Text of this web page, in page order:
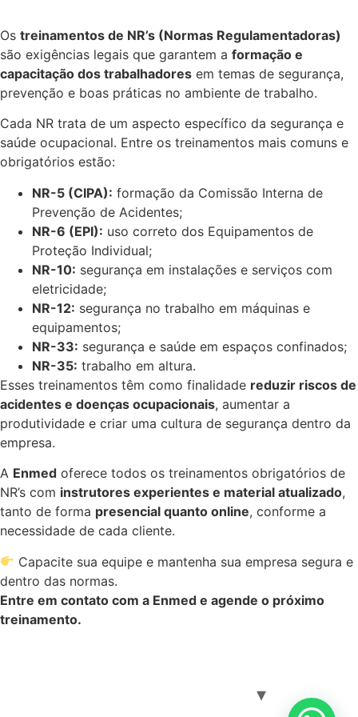
Os treinamentos de NR’s (Normas Regulamentadoras)
são exigências legais que garantem a formação e
capacitação dos trabalhadores em temas de segurança,
prevenção e boas práticas no ambiente de trabalho.
Cada NR trata de um aspecto específico da segurança e
saúde ocupacional. Entre os treinamentos mais comuns e
obrigatórios estão:
NR-5 (CIPA): formação da Comissão Interna de
Prevenção de Acidentes;
NR-6 (EPI): uso correto dos Equipamentos de
Proteção Individual;
NR-10: segurança em instalações e serviços com
eletricidade;
NR-12: segurança no trabalho em máquinas e
equipamentos;
NR-33: segurança e saúde em espaços confinados;
NR-35: trabalho em altura.
Esses treinamentos têm como finalidade reduzir riscos de
acidentes e doenças ocupacionais, aumentar a
produtividade e criar uma cultura de segurança dentro da
empresa.
A Enmed oferece todos os treinamentos obrigatórios de
NR’s com instrutores experientes e material atualizado,
tanto de forma presencial quanto online, conforme a
necessidade de cada cliente.
Capacite sua equipe e mantenha sua empresa segura e
dentro das normas.
Entre em contato com a Enmed e agende o próximo
treinamento.